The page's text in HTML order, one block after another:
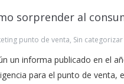
sorprender al
punto de venta, Sin categorizar
un informa publicado en el
para el punto de venta,